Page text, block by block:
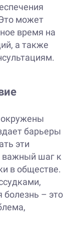
может
время на
а также
окружены
барьеры
эти
важный шаг к
в обществе.
болезнь – это